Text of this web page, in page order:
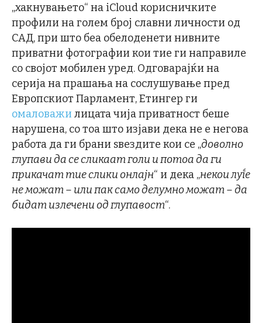
„хакнувањето“ на iCloud корисничките
профили на голем број славни личности од
САД, при што беа обелоденети нивните
приватни фотографии кои тие ги направиле
со својот мобилен уред. Одговарајќи на
серија на прашања на сослушување пред
Европскиот Парламент, Етингер ги
омаловажи лицата чија приватност беше
нарушена, со тоа што изјави дека не е негова
работа да ги брани ѕвездите кои се „доволно
глупави да се сликаат голи и потоа да ги
прикачат тие слики онлајн“ и дека „некои луѓе
не можат – или пак само делумно можат – да
бидат излечени од глупавост“.